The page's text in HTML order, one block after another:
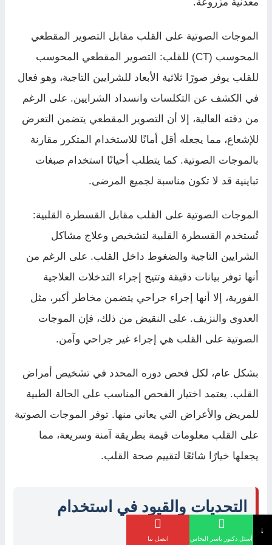
معدنية مزروعة.
الموجات الصوتية على القلب مقابل التصوير المقطعي
المحوسب (CT) للقلب: التصوير المقطعي المحوسب
للقلب يوفر صورًا ثلاثية الأبعاد للشرايين التاجية، وهو فعال
في الكشف عن التكلسات وانسداد الشرايين. على الرغم
من دقته العالية، إلا أن التصوير المقطعي يتضمن التعرض
للإشعاع، مما يجعله أقل أمانًا للاستخدام المتكرر مقارنة
بالموجات الصوتية. كما يتطلب أحيانًا استخدام صبغات
تباينية قد لا تكون مناسبة لجميع المرضى.
الموجات الصوتية على القلب مقابل القسطرة القلبية:
تُستخدم القسطرة القلبية لتشخيص وعلاج مشاكل
الشرايين التاجية والضغوط داخل القلب. على الرغم من
أنها توفر بيانات دقيقة وتتيح إجراء التدخلات العلاجية
الفورية، إلا أنها إجراء جراحي يتضمن مخاطر أكبر، مثل
العدوى والنزيف. على النقيض من ذلك، فإن الموجات
الصوتية على القلب هي إجراء غير جراحي وآمن.
بشكل عام، لكل فحص دوره المحدد في تشخيص أمراض
القلب. يعتمد اختيار الفحص المناسب على الحالة الطبية
للمريض والأعراض التي يعاني منها. توفر الموجات الصوتية
على القلب معلومات قيمة بطريقة آمنة وسريعة، مما
يجعلها خيارًا شائعًا لتقييم صحة القلب.
التحديات والقيود في استخدام
الموجات الصوتية
↓
أسئل دكتور ياسر النحاس اتصل بنا